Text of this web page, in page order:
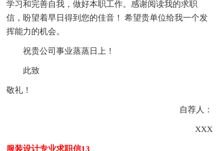
学习和完善自我，做好本职工作。感谢阅读我的求职
信，盼望着早日得到您的佳音！ 希望贵单位给我一个发
挥能力的机会。
祝贵公司事业蒸蒸日上！
此致
敬礼！
自荐人：
XXX
服装设计专业求职信13